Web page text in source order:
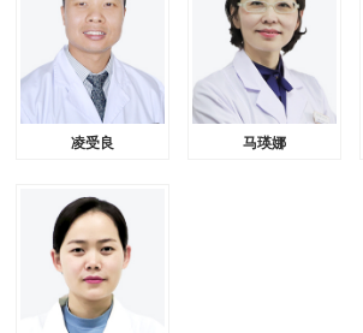
凌受良 马瑛娜